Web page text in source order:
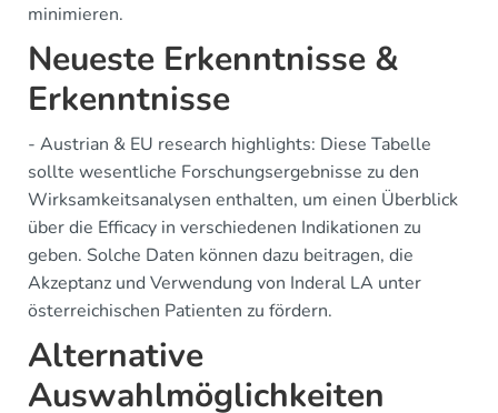
minimieren.
Neueste Erkenntnisse &
Erkenntnisse
- Austrian & EU research highlights: Diese Tabelle
sollte wesentliche Forschungsergebnisse zu den
Wirksamkeitsanalysen enthalten, um einen Überblick
über die Efficacy in verschiedenen Indikationen zu
geben. Solche Daten können dazu beitragen, die
Akzeptanz und Verwendung von Inderal LA unter
österreichischen Patienten zu fördern.
Alternative
Auswahlmöglichkeiten